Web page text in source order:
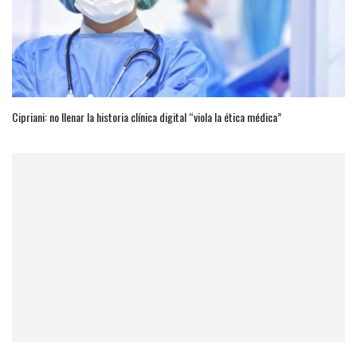
Cipriani: no llenar la historia clínica digital “viola la ética médica”